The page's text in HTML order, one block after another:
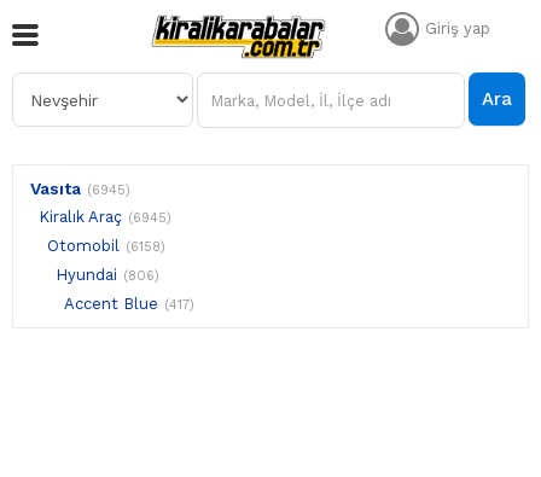
Giriş yap
Ara
Vasıta (6945)
Kiralık Araç (6945)
Otomobil (6158)
Hyundai (806)
Accent Blue (417)